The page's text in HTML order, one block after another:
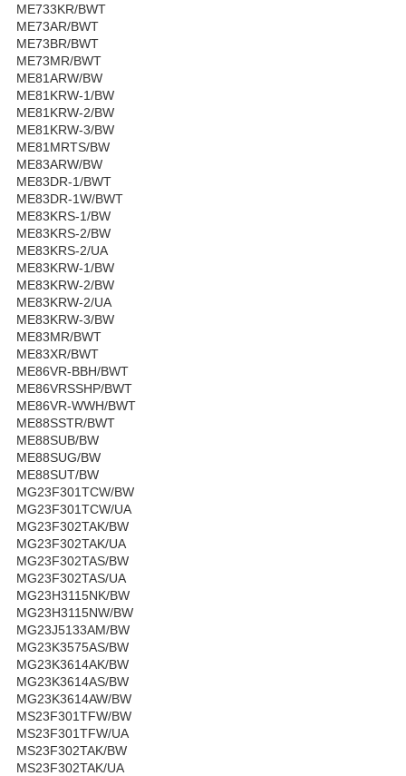
ME733KR/BWT
ME73AR/BWT
ME73BR/BWT
ME73MR/BWT
ME81ARW/BW
ME81KRW-1/BW
ME81KRW-2/BW
ME81KRW-3/BW
ME81MRTS/BW
ME83ARW/BW
ME83DR-1/BWT
ME83DR-1W/BWT
ME83KRS-1/BW
ME83KRS-2/BW
ME83KRS-2/UA
ME83KRW-1/BW
ME83KRW-2/BW
ME83KRW-2/UA
ME83KRW-3/BW
ME83MR/BWT
ME83XR/BWT
ME86VR-BBH/BWT
ME86VRSSHP/BWT
ME86VR-WWH/BWT
ME88SSTR/BWT
ME88SUB/BW
ME88SUG/BW
ME88SUT/BW
MG23F301TCW/BW
MG23F301TCW/UA
MG23F302TAK/BW
MG23F302TAK/UA
MG23F302TAS/BW
MG23F302TAS/UA
MG23H3115NK/BW
MG23H3115NW/BW
MG23J5133AM/BW
MG23K3575AS/BW
MG23K3614AK/BW
MG23K3614AS/BW
MG23K3614AW/BW
MS23F301TFW/BW
MS23F301TFW/UA
MS23F302TAK/BW
MS23F302TAK/UA